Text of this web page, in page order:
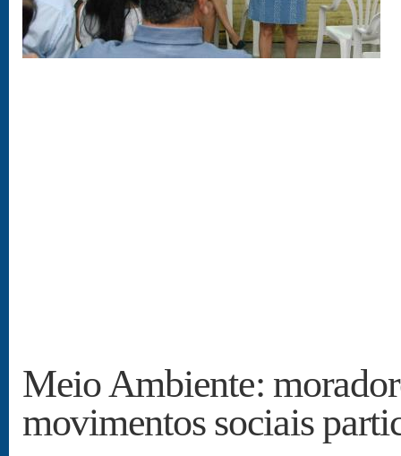
Meio Ambiente:
movimentos sociais